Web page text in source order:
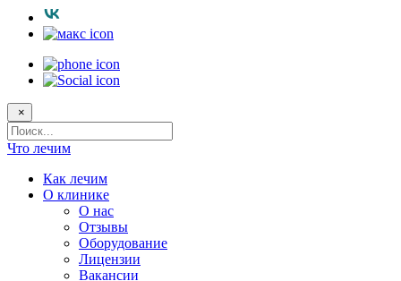
×
Поисковый
запрос
Что лечим
Как лечим
О клинике
О нас
Отзывы
Оборудование
Лицензии
Вакансии